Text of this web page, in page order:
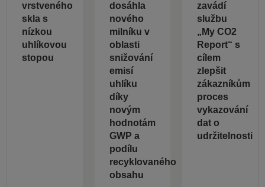
vrstveného
skla s
nízkou
uhlíkovou
stopou
dosáhla
nového
milníku v
oblasti
snižování
emisí
uhlíku
díky
novým
hodnotám
GWP a
podílu
recyklovaného
obsahu
zavádí
službu
„My CO2
Report“ s
cílem
zlepšit
zákazníkům
proces
vykazování
dat o
udržitelnosti